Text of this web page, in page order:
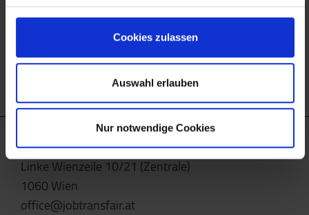
Cookies zulassen
Auswahl erlauben
Nur notwendige Cookies
Zurück zur Übersicht
Job-TransFair gemeinnützige GmbH
Linke Wienzeile 10/21 (Zentrale)
1060 Wien
office@jobtransfair.at